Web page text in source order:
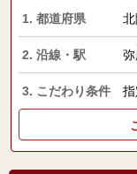
1. 都道府県
2. 沿線・駅
3. こだわり条件